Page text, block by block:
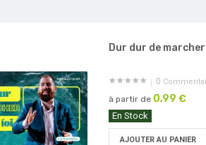
Dur dur de
0
à partir de 0,99 €
En Stock
AJOUTER AU PANIER